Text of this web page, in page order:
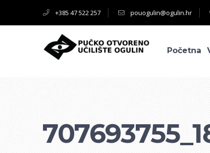
+385 47 522 257 pouogulin@ogulin.hr
Početna